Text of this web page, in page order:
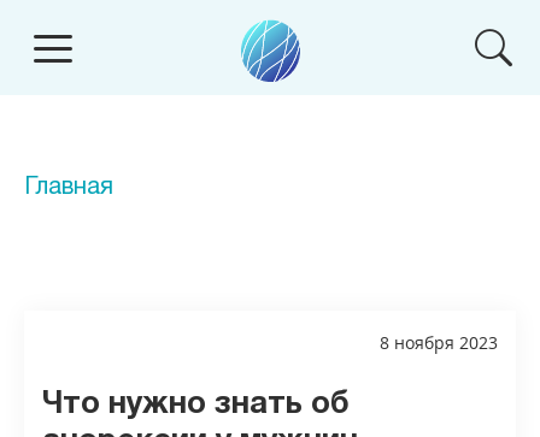
Главная
8 ноября 2023
Что нужно знать об